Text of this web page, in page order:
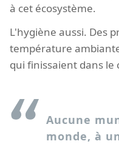
à cet écosystème.
L'hygiène aussi. Des
température
qui finissaient dans le
Aucune
monde, à